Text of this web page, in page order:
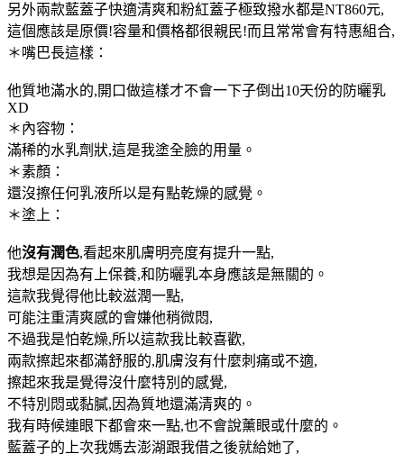
另外兩款藍蓋子快適清爽和粉紅蓋子極致撥水都是NT860元,
這個應該是原價!容量和價格都很親民!而且常常會有特惠組合,
＊嘴巴長這樣：
他質地滿水的,開口做這樣才不會一下子倒出10天份的防曬乳
XD
＊內容物：
滿稀的水乳劑狀,這是我塗全臉的用量。
＊素顏：
還沒擦任何乳液所以是有點乾燥的感覺。
＊塗上：
他沒有潤色,看起來肌膚明亮度有提升一點,
我想是因為有上保養,和防曬乳本身應該是無關的。
這款我覺得他比較滋潤一點,
可能注重清爽感的會嫌他稍微悶,
不過我是怕乾燥,所以這款我比較喜歡,
兩款擦起來都滿舒服的,肌膚沒有什麼刺痛或不適,
擦起來我是覺得沒什麼特別的感覺,
不特別悶或黏膩,因為質地還滿清爽的。
我有時候連眼下都會來一點,也不會說薰眼或什麼的。
藍蓋子的上次我媽去澎湖跟我借之後就給她了,